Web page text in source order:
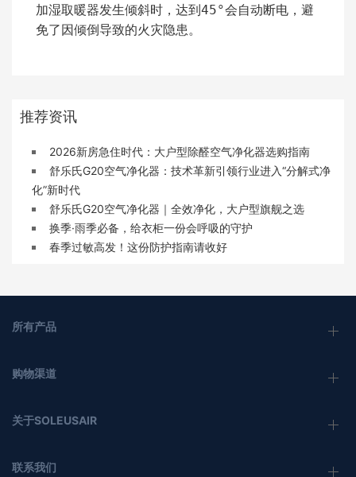
加湿取暖器发生倾斜时，达到45°会自动断电，避
免了因倾倒导致的火灾隐患。
推荐资讯
2026新房急住时代：大户型除醛空气净化器选购指南
舒乐氏G20空气净化器：技术革新引领行业进入“分解式净
化”新时代
舒乐氏G20空气净化器｜全效净化，大户型旗舰之选
换季·雨季必备，给衣柜一份会呼吸的守护
春季过敏高发！这份防护指南请收好
所有产品
购物渠道
关于SOLEUSAIR
联系我们